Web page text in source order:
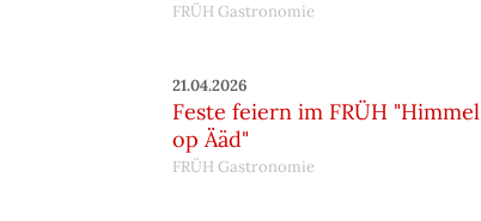
FRÜH Gastronomie
21.04.2026
Feste feiern im FRÜH "Himmel
op Ääd"
FRÜH Gastronomie